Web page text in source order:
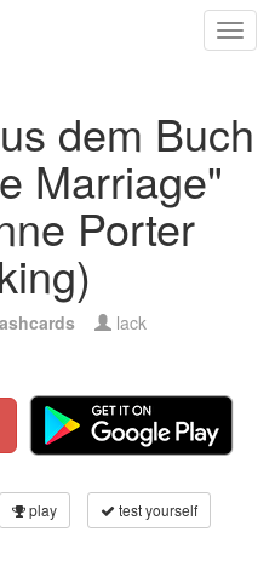
dem Buch
Marriage"
Porter
lack
play test yourself